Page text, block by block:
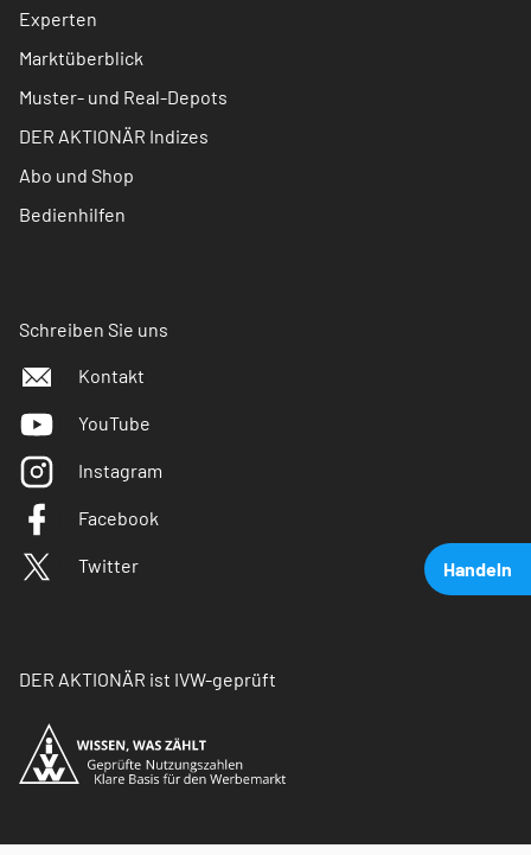
Handeln
Experten
Marktüberblick
Muster- und Real-Depots
DER AKTIONÄR Indizes
Abo und Shop
Bedienhilfen
Schreiben Sie uns
Kontakt
YouTube
Instagram
Facebook
Twitter
DER AKTIONÄR ist IVW-geprüft